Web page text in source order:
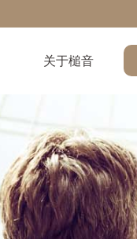
关于槌音